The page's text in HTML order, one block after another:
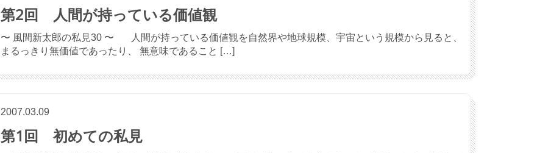
第2回 人間が持っている価値観
〜 風間新太郎の私見30 〜 人間が持っている価値観を自然界や地球規模、宇宙という規模から見ると、
まるっきり無価値であったり、 無意味であること […]
2007.03.09
第1回 初めての私見